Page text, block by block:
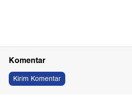
Komentar
Kirim Komentar